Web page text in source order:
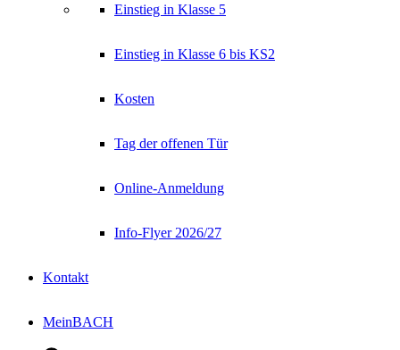
Einstieg in Klasse 5
Einstieg in Klasse 6 bis KS2
Kosten
Tag der offenen Tür
Online-Anmeldung
Info-Flyer 2026/27
Kontakt
MeinBACH